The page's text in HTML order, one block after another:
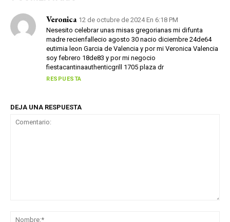
Veronica 12 de octubre de 2024 En 6:18 PM
Nesesito celebrar unas misas gregorianas mi difunta
madre recienfallecio agosto 30 nacio diciembre 24de64
eutimia leon Garcia de Valencia y por mi Veronica Valencia
soy febrero 18de83 y por mi negocio
fiestacantinaauthenticgrill 1705 plaza dr
RESPUESTA
DEJA UNA RESPUESTA